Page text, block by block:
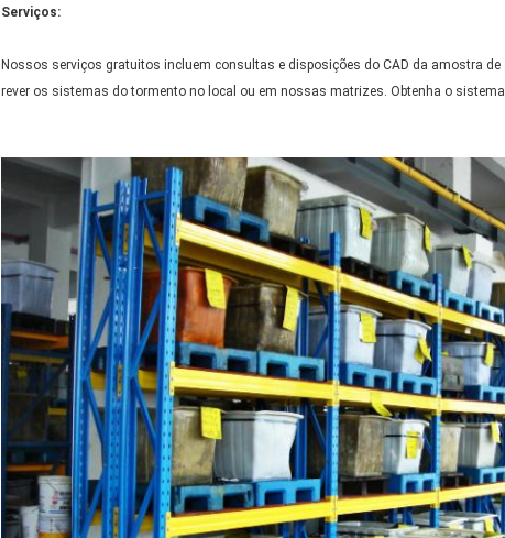
Serviços:
Nossos serviços gratuitos incluem consultas e disposições do CAD da amostra
rever os sistemas do tormento no local ou em nossas matrizes. Obtenha o